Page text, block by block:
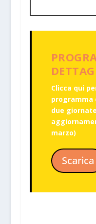
Clicca qui
due
marzo)
Scarica